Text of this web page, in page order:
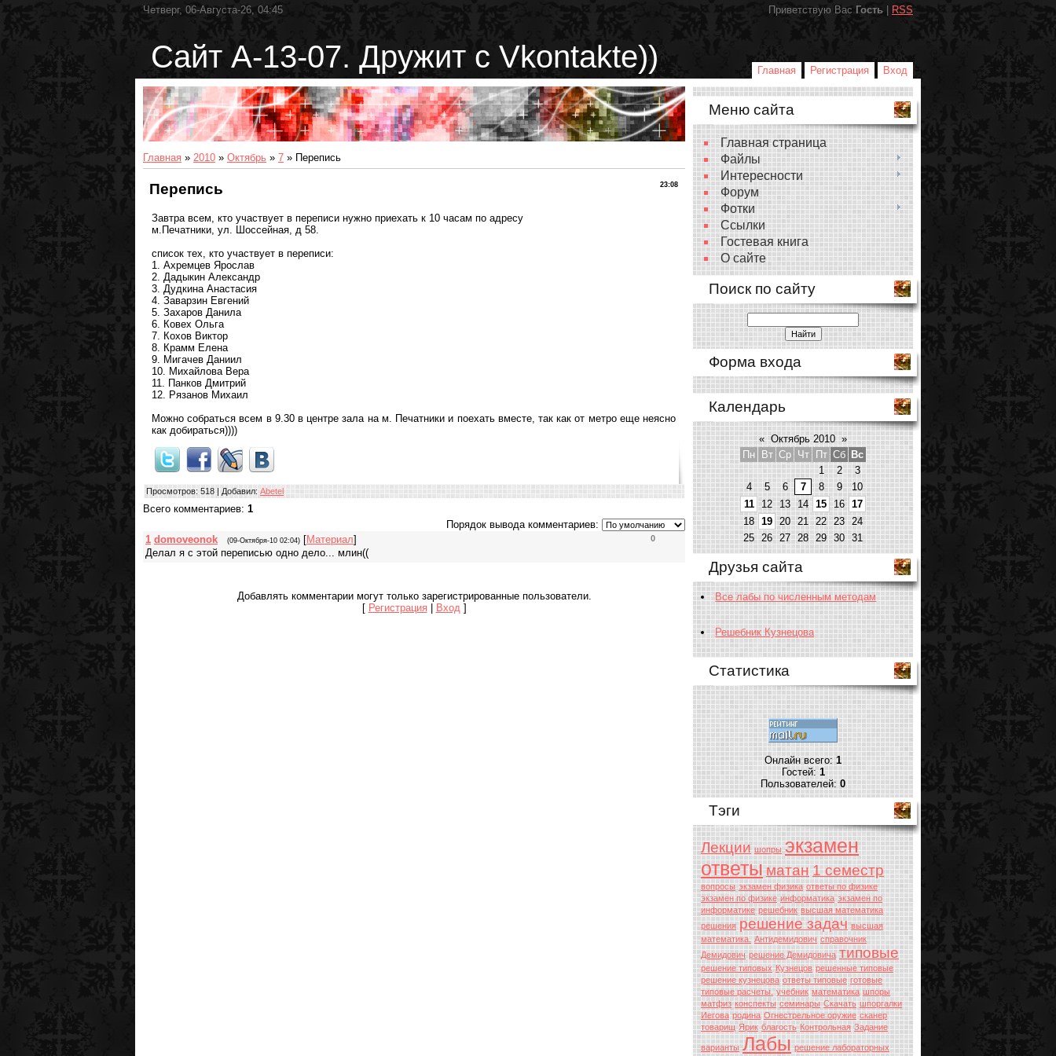
Четверг, 06-Августа-26, 04:45 Приветствую Вас Гость RSS
Сайт А-13-07. Дружит с Vkontakte)) Главная Регистрация Вход
Главная » 2010 » Октябрь » 7 » Перепись
23:08
Перепись
Завтра всем, кто участвует в переписи нужно приехать к 10 часам по адресу
м.Печатники, ул. Шоссейная, д 58.
список тех, кто участвует в переписи:
1. Ахремцев Ярослав
2. Дадыкин Александр
3. Дудкина Анастасия
4. Заварзин Евгений
5. Захаров Данила
6. Ковех Ольга
7. Кохов Виктор
8. Крамм Елена
9. Мигачев Даниил
10. Михайлова Вера
11. Панков Дмитрий
12. Рязанов Михаил
Можно собраться всем в 9.30 в центре зала на м. Печатники и поехать вместе, так как от метро еще неясно
как добираться))))
Просмотров: 518 | Добавил: Abetel
Всего комментариев: 1
Порядок вывода комментариев:
0
1 domoveonok (09-Октября-10 02:04) [Материал]
Делал я с этой переписью одно дело... млин((
Добавлять комментарии могут только зарегистрированные пользователи.
[ Регистрация Вход ]
Меню сайта
Главная страница
Файлы
Интересности
Форум
Фотки
Ссылки
Гостевая книга
О сайте
Поиск по сайту
Форма входа
Календарь
« Октябрь 2010 »
Пн
Вт Ср Чт Пт Сб Вс
1
2
3
4
5 6 7 8 9
10
11
12 13 14 15 16 17
18 19 20 21 22 23 24
25 26 27 28 29 30 31
Друзья сайта
Все лабы по численным методам
Решебник Кузнецова
Статистика
Онлайн всего:1
Гостей:1
Пользователей:0
Тэги
Лекции шопры экзамен
ответы матан 1 семестр
вопросы экзамен физика ответы по физике
экзамен по физике информатика экзамен по
информатике решебник высшая математика
решения решение задач высшая
математика. Антидемидович справочник
Демидович решение Демидовича типовые
решение типовых Кузнецов решенные типовые
решение кузнецова ответы типовые готовые
типовые расчеты. учебник математика шпоры
матфиз конспекты семинары Скачать шпоргалки
Иегова родина Огнестрельное оружие сканер
товарищ Ярик благость Контрольная Задание
варианты Лабы решение лабораторных